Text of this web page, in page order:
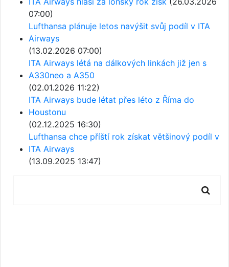
07:00)
Lufthansa plánuje letos navýšit svůj podíl v ITA
Airways
(13.02.2026 07:00)
ITA Airways létá na dálkových linkách již jen s
A330neo a A350
(02.01.2026 11:22)
ITA Airways bude létat přes léto z Říma do
Houstonu
(02.12.2025 16:30)
Lufthansa chce příští rok získat většinový podíl v
ITA Airways
(13.09.2025 13:47)